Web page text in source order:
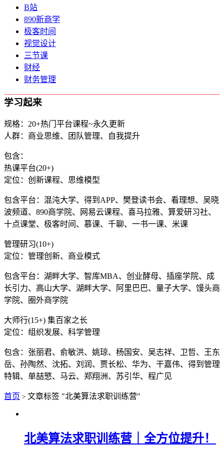
B站
890新商学
极客时间
视觉设计
三节课
财经
财务管理
学习起来
规格：20+热门平台课程~永久更新
人群：商业思维、团队管理、自我提升
包含：
热课平台(20+)
定位：创新课程、思维模型
包含平台：混沌大学、得到APP、樊登读书会、看理想、吴晓
波频道、890商学院、网易云课程、喜马拉雅、算爱研习社、
十点课堂、极客时间、慕课、千聊、一书一课、米课
管理研习(10+)
定位：管理创新、商业模式
包含平台：湖畔大学、智库MBA、创业酵母、插座学院、成
长引力、高山大学、湖畔大学、阿里巴巴、量子大学、馒头商
学院、圈外商学院
大师行(15+) 集百家之长
定位：组织发展、科学管理
包含：张丽君、俞敏洪、姚琼、杨国安、吴志祥、卫哲、王东
岳、孙陶然、沈拓、刘润、贾长松、华为、干嘉伟、得到管理
特辑、单喆慜、马云、郑翔洲、苏引华、程广见
首页 > 文章标签 "北美算法求职训练营"
北美算法求职训练营｜全方位提升！